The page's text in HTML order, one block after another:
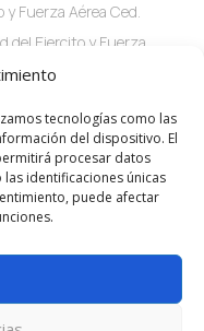
tecnologías como las
del dispositivo. El
procesar datos
identificaciones únicas
puede afectar
Fuerza Aérea Ced.
del Ejercito y Fuerza
consultorio 1 Col.
CITA